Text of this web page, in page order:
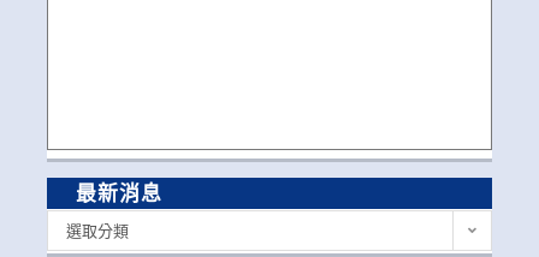
最新消息
選取分類